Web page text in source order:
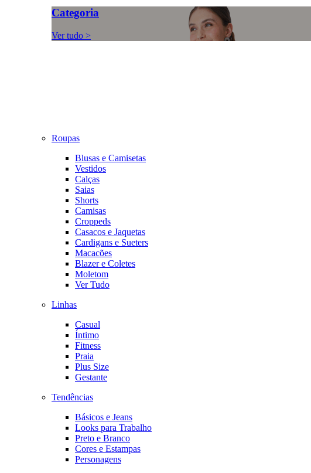
Categoria
Ver tudo >
Roupas
Blusas e Camisetas
Vestidos
Calças
Saias
Shorts
Camisas
Croppeds
Casacos e Jaquetas
Cardigans e Sueters
Macacões
Blazer e Coletes
Moletom
Ver Tudo
Linhas
Casual
Íntimo
Fitness
Praia
Plus Size
Gestante
Tendências
Básicos e Jeans
Looks para Trabalho
Preto e Branco
Cores e Estampas
Personagens